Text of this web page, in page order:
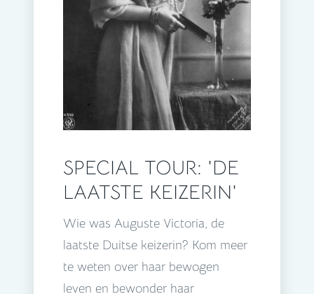
SPECIAL TOUR: 'DE
LAATSTE KEIZERIN'
Wie was Auguste Victoria, de
laatste Duitse keizerin? Kom meer
te weten over haar bewogen
leven en bewonder haar